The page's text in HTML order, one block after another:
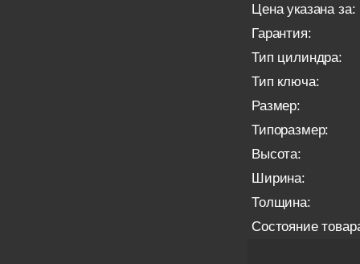
Цена указана за:
Гарантия:
Тип цилиндра:
Тип ключа:
Размер:
Типоразмер:
Высота:
Ширина:
Толщина:
Состояние